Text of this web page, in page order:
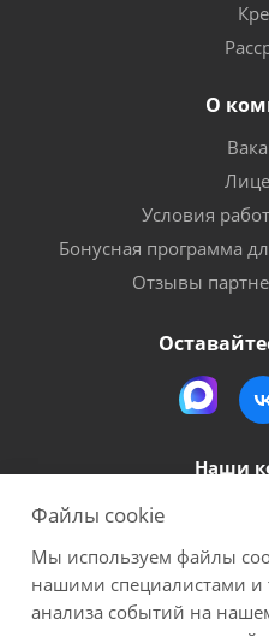
О
Условия
Бонусная программа
Отзывы
Наши
Файлы cookie
Мы используем файлы
нашими специалистами и
анализа событий на